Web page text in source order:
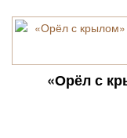
«Орёл с